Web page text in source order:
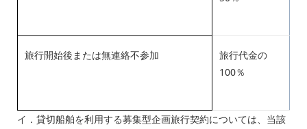
旅行開始後または無連絡不参加
旅行代金の
100％
イ．貸切船舶を利用する募集型企画旅行契約については、当該